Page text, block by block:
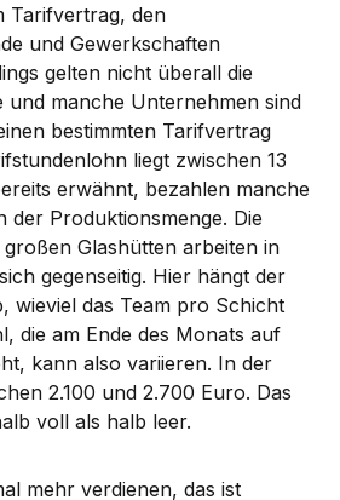
Tarifvertrag, den
und Gewerkschaften
gelten nicht überall die
und manche Unternehmen sind
bestimmten Tarifvertrag
liegt zwischen 13
erwähnt, bezahlen manche
der Produktionsmenge. Die
Glashütten arbeiten in
gegenseitig. Hier hängt der
wieviel das Team pro Schicht
die am Ende des Monats auf
kann also variieren. In der
2.100 und 2.700 Euro. Das
voll als halb leer.
mehr verdienen, das ist